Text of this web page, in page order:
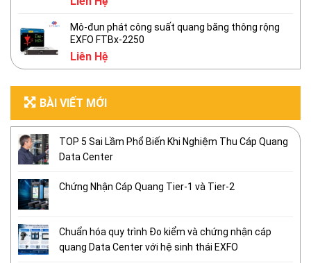
Mô-đun phát công suất quang băng thông rộng
EXFO FTBx-2250
Liên Hệ
BÀI VIẾT MỚI
TOP 5 Sai Lầm Phổ Biến Khi Nghiệm Thu Cáp Quang
Data Center
Chứng Nhận Cáp Quang Tier-1 và Tier-2
Chuẩn hóa quy trình Đo kiểm và chứng nhận cáp
quang Data Center với hệ sinh thái EXFO